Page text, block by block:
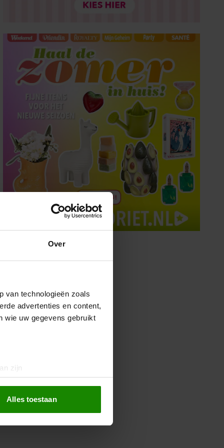
Over
van technologieën zoals
advertenties en content,
wie uw gegevens gebruikt
zijn
te bieden en om ons
partners voor social
Alles toestaan